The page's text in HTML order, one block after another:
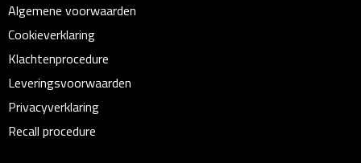
Gummen
Linialen
Magneten
Muismatten
Algemene voorwaarden
Cookieverklaring
Klachtenprocedure
Leveringsvoorwaarden
Privacyverklaring
Recall procedure